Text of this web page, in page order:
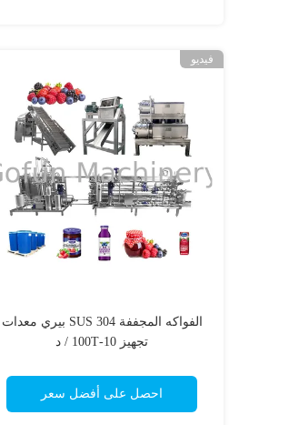
فيديو
الفواكه المجففة SUS 304 بيري معدات
تجهيز 10-100T / د
احصل على أفضل سعر